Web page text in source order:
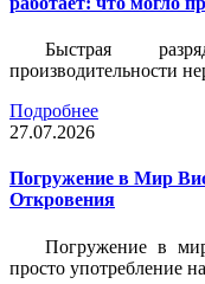
Быстрая
производительности
Подробнее
27.07.2026
Погружение в Мир
Откровения
Погружение в
просто употребление